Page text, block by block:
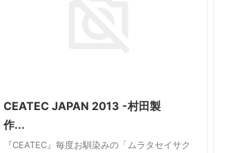
CEATEC JAPAN 2013 -村田製
作...
『CEATEC』毎度お馴染みの「ムラタセイサク